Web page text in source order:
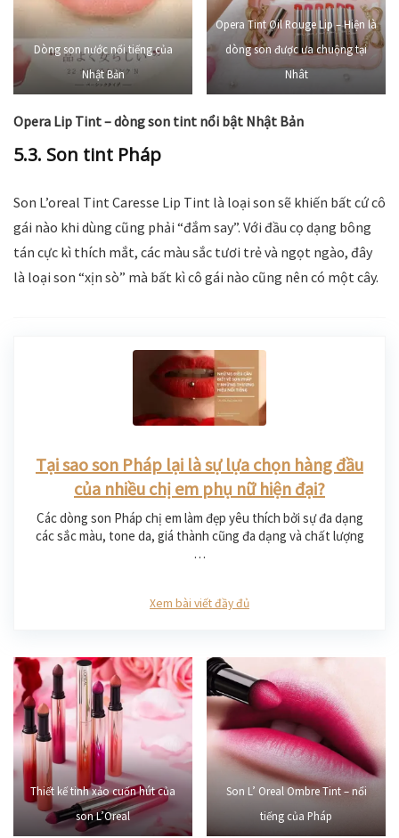
Dòng son nước nổi tiếng của
Nhật Bản
Opera Tint Oil Rouge Lip – Hiện là
dòng son được ưa chuộng tại
Nhât
Opera Lip Tint – dòng son tint nổi bật Nhật Bản
5.3. Son tint Pháp
Son L’oreal Tint Caresse Lip Tint là loại son sẽ khiến bất cứ cô
gái nào khi dùng cũng phải “đắm say”. Với đầu cọ dạng bông
tán cực kì thích mắt, các màu sắc tươi trẻ và ngọt ngào, đây
là loại son “xịn sò” mà bất kì cô gái nào cũng nên có một cây.
Tại sao son Pháp lại là sự lựa chọn hàng đầu
của nhiều chị em phụ nữ hiện đại?
Các dòng son Pháp chị em làm đẹp yêu thích bởi sự đa dạng
các sắc màu, tone da, giá thành cũng đa dạng và chất lượng
…
Xem bài viết đầy đủ
Thiết kế tinh xảo cuốn hút của
son L’Oreal
Son L’ Oreal Ombre Tint – nổi
tiếng của Pháp